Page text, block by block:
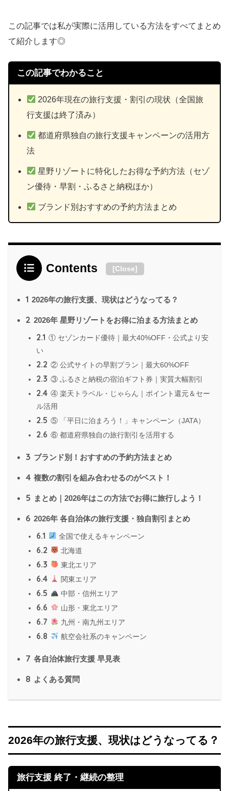
この記事では私が実際に活用している方法をすべてまとめ
て紹介します◎
この記事でわかること
2026年現在の旅行支援・割引の現状（全国旅
行支援は終了済み）
都道府県独自の旅行支援キャンペーンの活用方
法
星野リゾートに特化したお得な予約方法（セゾ
ン優待・早割・ふるさと納税ほか）
ブランド別おすすめの予約方法まとめ
Contents [Close]
1 2026年の旅行支援、現状はどうなってる？
2 2026年 星野リゾートをお得に泊まる方法まとめ
2.1 ① セゾンカード優待｜最大40%OFF・公式より安
い
2.2 ② 公式サイトの早割プラン｜最大60%OFF
2.3 ③ ふるさと納税の宿泊ギフト券｜実質大幅割引
2.4 ④ 楽天トラベル・じゃらん｜ポイント還元＆セー
ル活用
2.5 ⑤ 「平日に泊まろう！」キャンペーン（JATA）
2.6 ⑥ 都道府県独自の旅行割引を活用する
3 ブランド別！おすすめの予約方法まとめ
4 複数の割引を組み合わせるのがベスト！
5 まとめ｜2026年はこの方法でお得に旅行しよう！
6 2026年 各自治体の旅行支援・独自割引まとめ
6.1 全国で使えるキャンペーン
6.2 北海道
6.3 東北エリア
6.4 関東エリア
6.5 中部・信州エリア
6.6 山形・東北エリア
6.7 九州・南九州エリア
6.8 航空会社系のキャンペーン
7 各自治体旅行支援 早見表
8 よくある質問
2026年の旅行支援、現状はどうなってる？
旅行支援 終了・継続の整理